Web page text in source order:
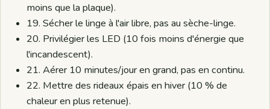
moins que la plaque).
19. Sécher le linge à l'air libre, pas au sèche-linge.
20. Privilégier les LED (10 fois moins d'énergie que
l'incandescent).
21. Aérer 10 minutes/jour en grand, pas en continu.
22. Mettre des rideaux épais en hiver (10 % de
chaleur en plus retenue).